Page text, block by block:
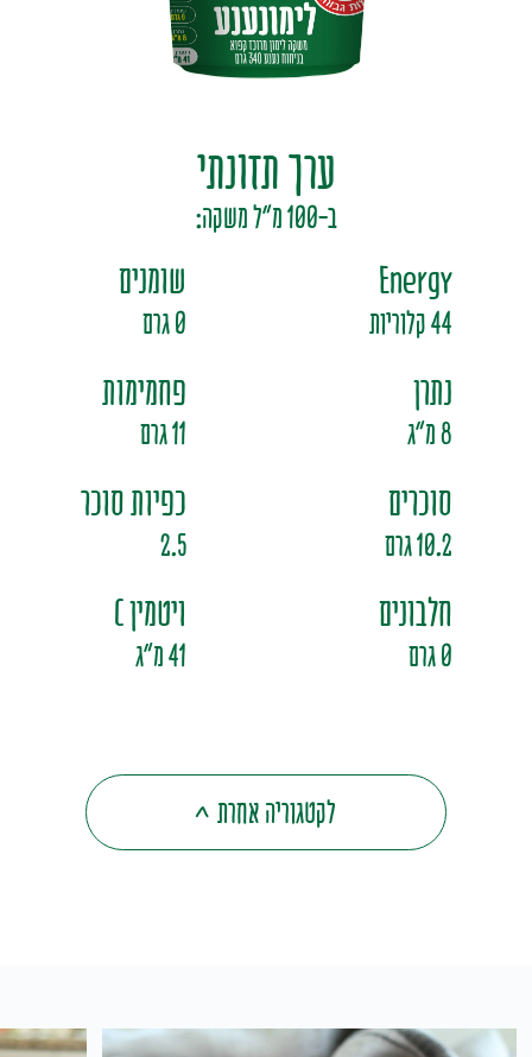
ערך תזונתי
ב-100 מ"ל משקה:
Energy
44 קלוריות
שומנים
0 גרם
נתרן
8 מ"ג
פחמימות
11 גרם
סוכרים
10.2 גרם
כפיות סוכר
2.5
חלבונים
0 גרם
ויטמין C
41 מ"ג
לקטגוריה אחרת>
מים בטעמי פירות סירופ